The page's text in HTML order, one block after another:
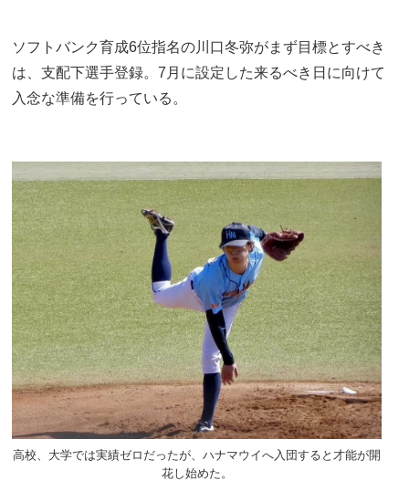
ソフトバンク育成6位指名の川口冬弥がまず目標とすべき
は、支配下選手登録。7月に設定した来るべき日に向けて
入念な準備を行っている。
高校、大学では実績ゼロだったが、ハナマウイへ入団すると才能が開
花し始めた。